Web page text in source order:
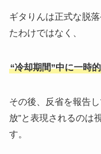
ギタりんは正式な脱
たわけではなく、
“冷却期間”中に一時
その後、反省を報告
放”と表現されるのは
す。